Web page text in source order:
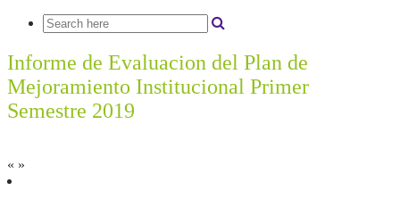
Informe de Evaluacion del Plan de
Mejoramiento Institucional Primer
Semestre 2019
« »